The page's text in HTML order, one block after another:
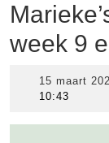
week 9
15 maart
10:43